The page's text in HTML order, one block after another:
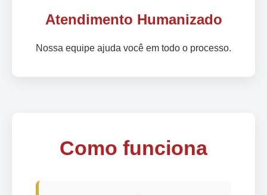
Atendimento Humanizado
Nossa equipe ajuda você em todo o processo.
Como funciona